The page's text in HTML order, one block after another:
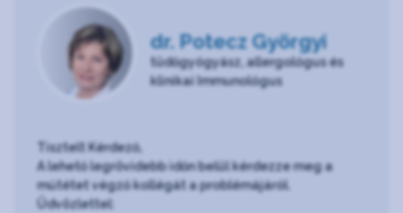
dr. Potecz Györgyi
tüdőgyógyász, allergológus és
klinikai Immunológus
Tisztelt Kérdező,
A lehető legrövidebb időn belül kérdezze meg a
műtétet végző kollégát a problémájáról.
Üdvözlettel: